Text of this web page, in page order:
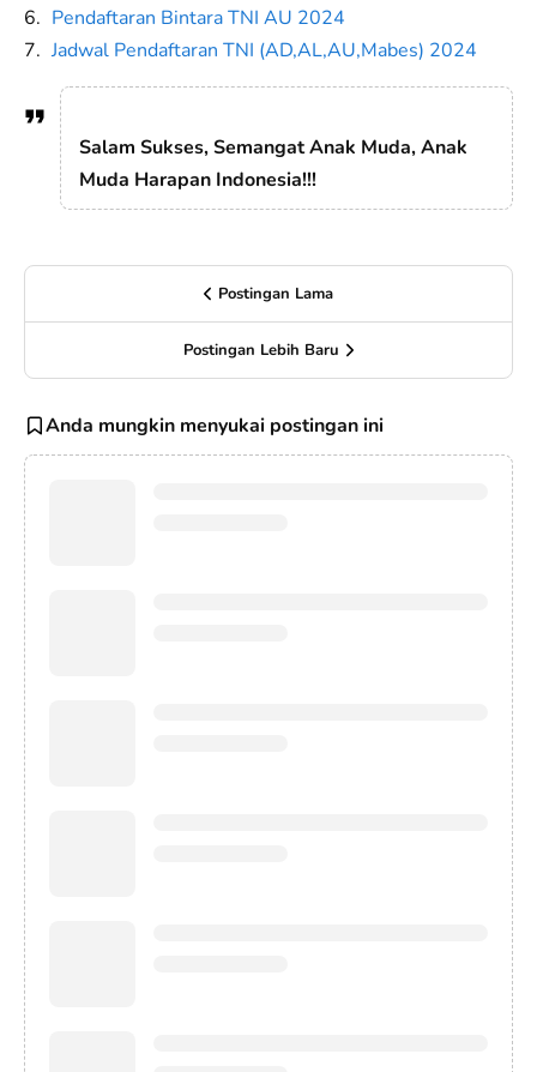
Pendaftaran Bintara TNI AU 2024
Jadwal Pendaftaran TNI (AD,AL,AU,Mabes) 2024
Salam Sukses, Semangat Anak Muda, Anak
Muda Harapan Indonesia!!!
Postingan Lama
Postingan Lebih Baru
Anda mungkin menyukai postingan ini